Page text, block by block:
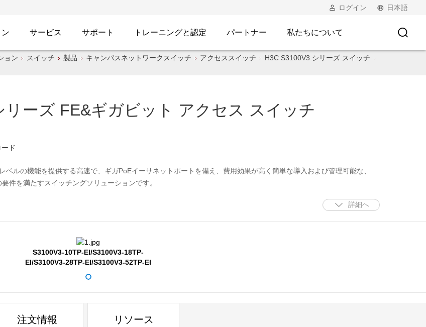
ログイン 日本語
サービス サポート トレーニングと認定 パートナー 私たちについて
ョン スイッチ 製品 キャンパスネットワークスイッチ アクセススイッチ
H3C S3100V3 シリーズ スイッチ
リーズ FE&ギガビット アクセス スイッチ
ド
ルの機能を提供する高速で、ギガPoEイーサネットポートを備え、費用効果が高く簡単な導入および管理可能な、
件を満たすスイッチングソリューションです。
Tポート、2×100 / 1000BASE-XSFPポート。
Tポート、4×100 / 1000BASE-XSFPポート。
詳細へ
S3100V3-10TP-EI/S3100V3-18TP-
EI/S3100V3-28TP-EI/S3100V3-52TP-EI
注文情報 リソース